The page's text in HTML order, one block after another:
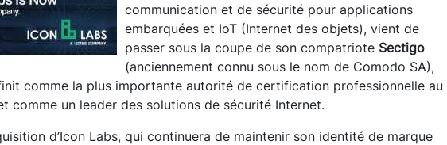
communication et de sécurité pour applications
embarquées et IoT (Internet des objets), vient de
passer sous la coupe de son compatriote Sectigo
(anciennement connu sous le nom de Comodo SA),
comme la plus importante autorité de certification professionnelle au
comme un leader des solutions de sécurité Internet.
d’Icon Labs, qui continuera de maintenir son identité de marque